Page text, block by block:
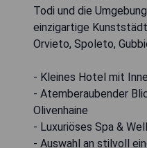
Todi und die
einzigartige
Orvieto, Spoleto,
- Kleines Hotel mit
- Atemberaubender
Olivenhaine
- Luxuriöses Spa &
- Auswahl an stilvoll